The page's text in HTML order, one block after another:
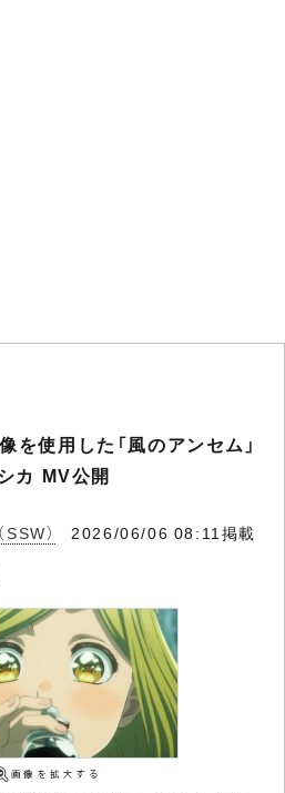
を使用した「風のアンセム」
カ MV公開
SSW） 2026/06/06 08:11掲載